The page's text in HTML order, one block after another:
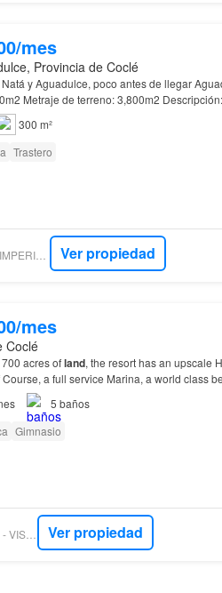
mes
Provincia de Coclé
y Aguadulce, poco antes de llegar
Metraje de terreno: 3,800m2
300 m²
Trastero
BIENESRAICESIMPERIAL - IMPERIAL Ver propiedad
mes
Coclé
acres ofland, the resort has an upscale
a full service Marina, a world class
5 baños
Gimnasio
ENCUENTRA24 - VISTA REALTY Ver propiedad